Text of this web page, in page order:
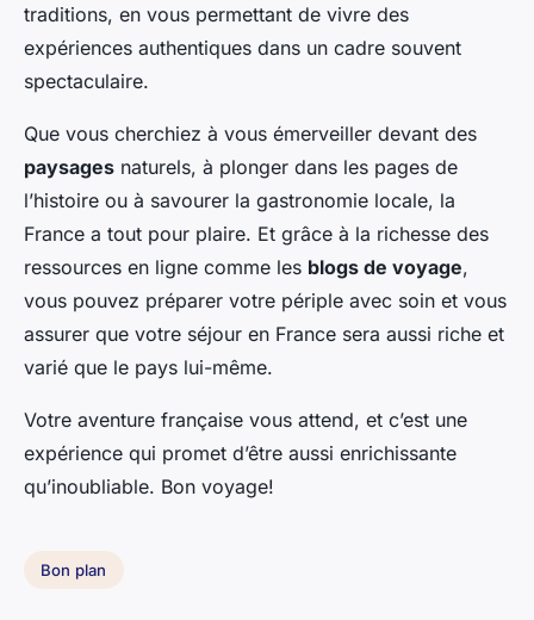
traditions, en vous permettant de vivre des
expériences authentiques dans un cadre souvent
spectaculaire.
Que vous cherchiez à vous émerveiller devant des
paysages naturels, à plonger dans les pages de
l’histoire ou à savourer la gastronomie locale, la
France a tout pour plaire. Et grâce à la richesse des
ressources en ligne comme les blogs de voyage,
vous pouvez préparer votre périple avec soin et vous
assurer que votre séjour en France sera aussi riche et
varié que le pays lui-même.
Votre aventure française vous attend, et c’est une
expérience qui promet d’être aussi enrichissante
qu’inoubliable. Bon voyage!
Bon plan